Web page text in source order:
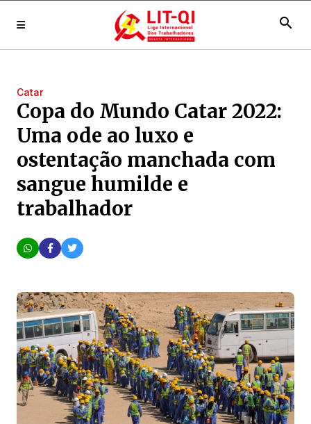
search
Catar
Copa do Mundo Catar 2022:
Uma ode ao luxo e
ostentação manchada com
sangue humilde e
trabalhador